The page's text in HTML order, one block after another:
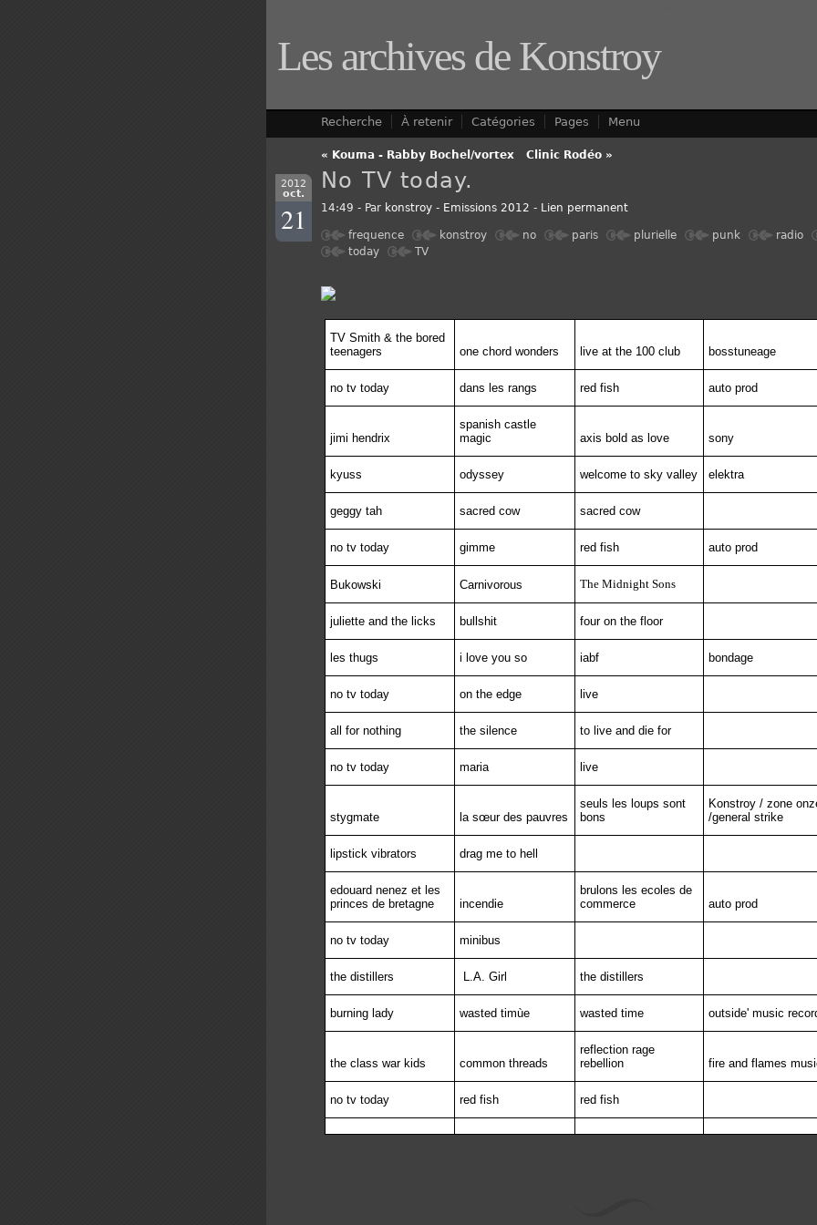
Les archives de Konstroy
Recherche À retenir Catégories Pages Menu
« Kouma - Rabby Bochel/vortex Clinic Rodéo »
2012
oct.
21
No TV today.
14:49 - Par konstroy - Emissions 2012 - Lien permanent
frequence konstroy no paris plurielle punk
radio
today
TV
TV Smith & the bored
teenagers
one chord wonders live at the 100 club bosstuneage
no tv today dans les rangs red fish auto prod
jimi hendrix
spanish castle
magic
axis bold as love sony
kyuss odyssey welcome to sky valley elektra
geggy tah sacred cow sacred cow
no tv today gimme red fish auto prod
Bukowski Carnivorous The Midnight Sons
juliette and the licks bullshit four on the floor
les thugs i love you so iabf bondage
no tv today on the edge live
all for nothing the silence to live and die for
no tv today maria live
stygmate la sœur des pauvres
seuls les loups sont
bons
Konstroy / zone
/general strike
lipstick vibrators drag me to hell
edouard nenez et les
princes de bretagne
incendie
brulons les ecoles de
commerce
auto prod
no tv today minibus
the distillers L.A. Girl the distillers
burning lady wasted timùe wasted time outside' music
the class war kids common threads
reflection rage
rebellion
fire and flames
no tv today red fish red fish